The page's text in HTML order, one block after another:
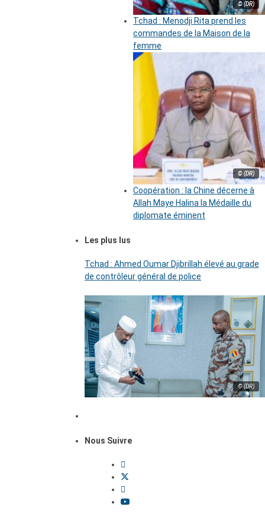
© (DR)
Tchad : Menodji Rita prend les
commandes de la Maison de la
femme
© (DR)
Coopération : la Chine décerne à
Allah Maye Halina la Médaille du
diplomate éminent
Les plus lus
Tchad : Ahmed Oumar Djibrillah élevé au grade
de contrôleur général de police
© (DR)
Nous Suivre